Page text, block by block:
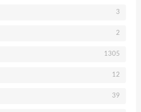
3
2
1305
12
39